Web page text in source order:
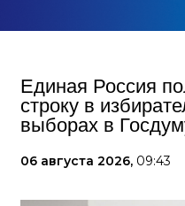
Единая Россия
строку в
выборах в
06 августа 2026, 09:43